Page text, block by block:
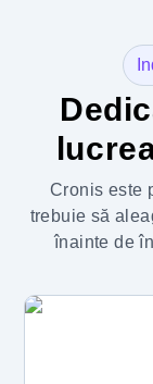
Cronis este
trebuie să
înainte de